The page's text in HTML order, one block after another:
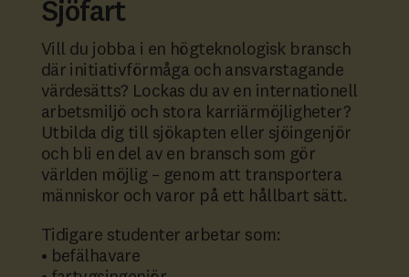
Sjöfart
Vill du jobba i en högteknologisk bransch
där initiativförmåga och ansvarstagande
värdesätts? Lockas du av en internationell
arbetsmiljö och stora karriärmöjligheter?
Utbilda dig till sjökapten eller sjöingenjör
och bli en del av en bransch som gör
världen möjlig – genom att transportera
människor och varor på ett hållbart sätt.
Tidigare studenter arbetar som:
• befälhavare